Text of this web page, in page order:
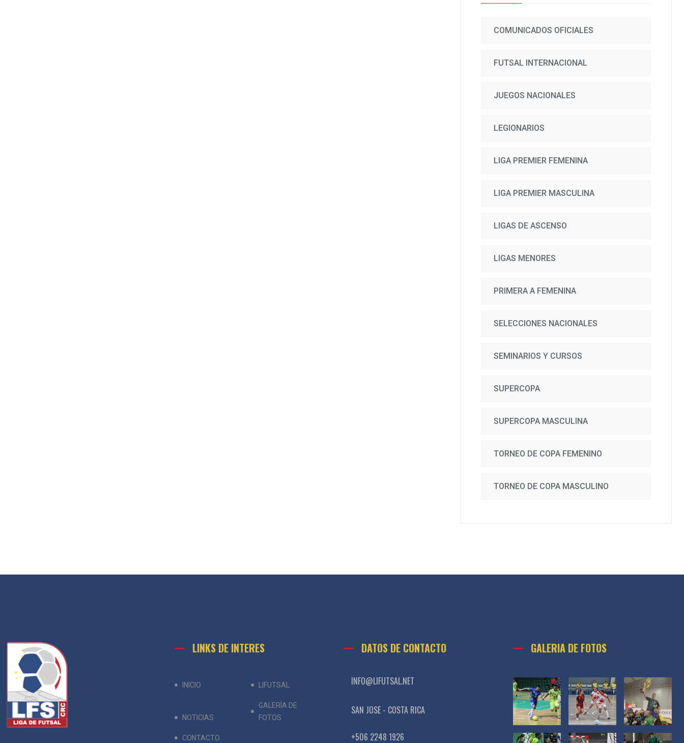
COMUNICADOS OFICIALES
FUTSAL INTERNACIONAL
JUEGOS NACIONALES
LEGIONARIOS
LIGA PREMIER FEMENINA
LIGA PREMIER MASCULINA
LIGAS DE ASCENSO
LIGAS MENORES
PRIMERA A FEMENINA
SELECCIONES NACIONALES
SEMINARIOS Y CURSOS
SUPERCOPA
SUPERCOPA MASCULINA
TORNEO DE COPA FEMENINO
TORNEO DE COPA MASCULINO
LINKS DE INTERES
INICIO LIFUTSAL
NOTICIAS
GALERÍA DE
FOTOS
CONTACTO
DATOS DE CONTACTO
INFO@LIFUTSAL.NET
SAN JOSE - COSTA RICA
+506 2248 1926
GALERIA DE FOTOS